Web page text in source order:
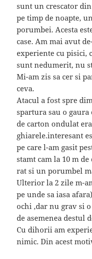
sunt un crescator
pe timp de noapte,
porumbei. Acesta
case. Am mai avut
experiente cu pisici,
sunt nedumerit, nu
Mi-am zis sa cer si
ceva.
Atacul a fost spre
spartura sau o gaura
de carton ondulat
ghiarele.interesant
pe care l-am gasit
stamt cam la 10 m
rat si un porumbel
Ulterior la 2 zile m-
pe unde sa iasa
ochi ,dar nu grav si
de asemenea destul
Cu dihorii am
nimic. Din acest